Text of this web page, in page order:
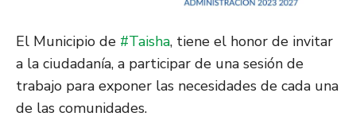
El Municipio de #Taisha, tiene el honor de invitar
a la ciudadanía, a participar de una sesión de
trabajo para exponer las necesidades de cada una
de las comunidades.